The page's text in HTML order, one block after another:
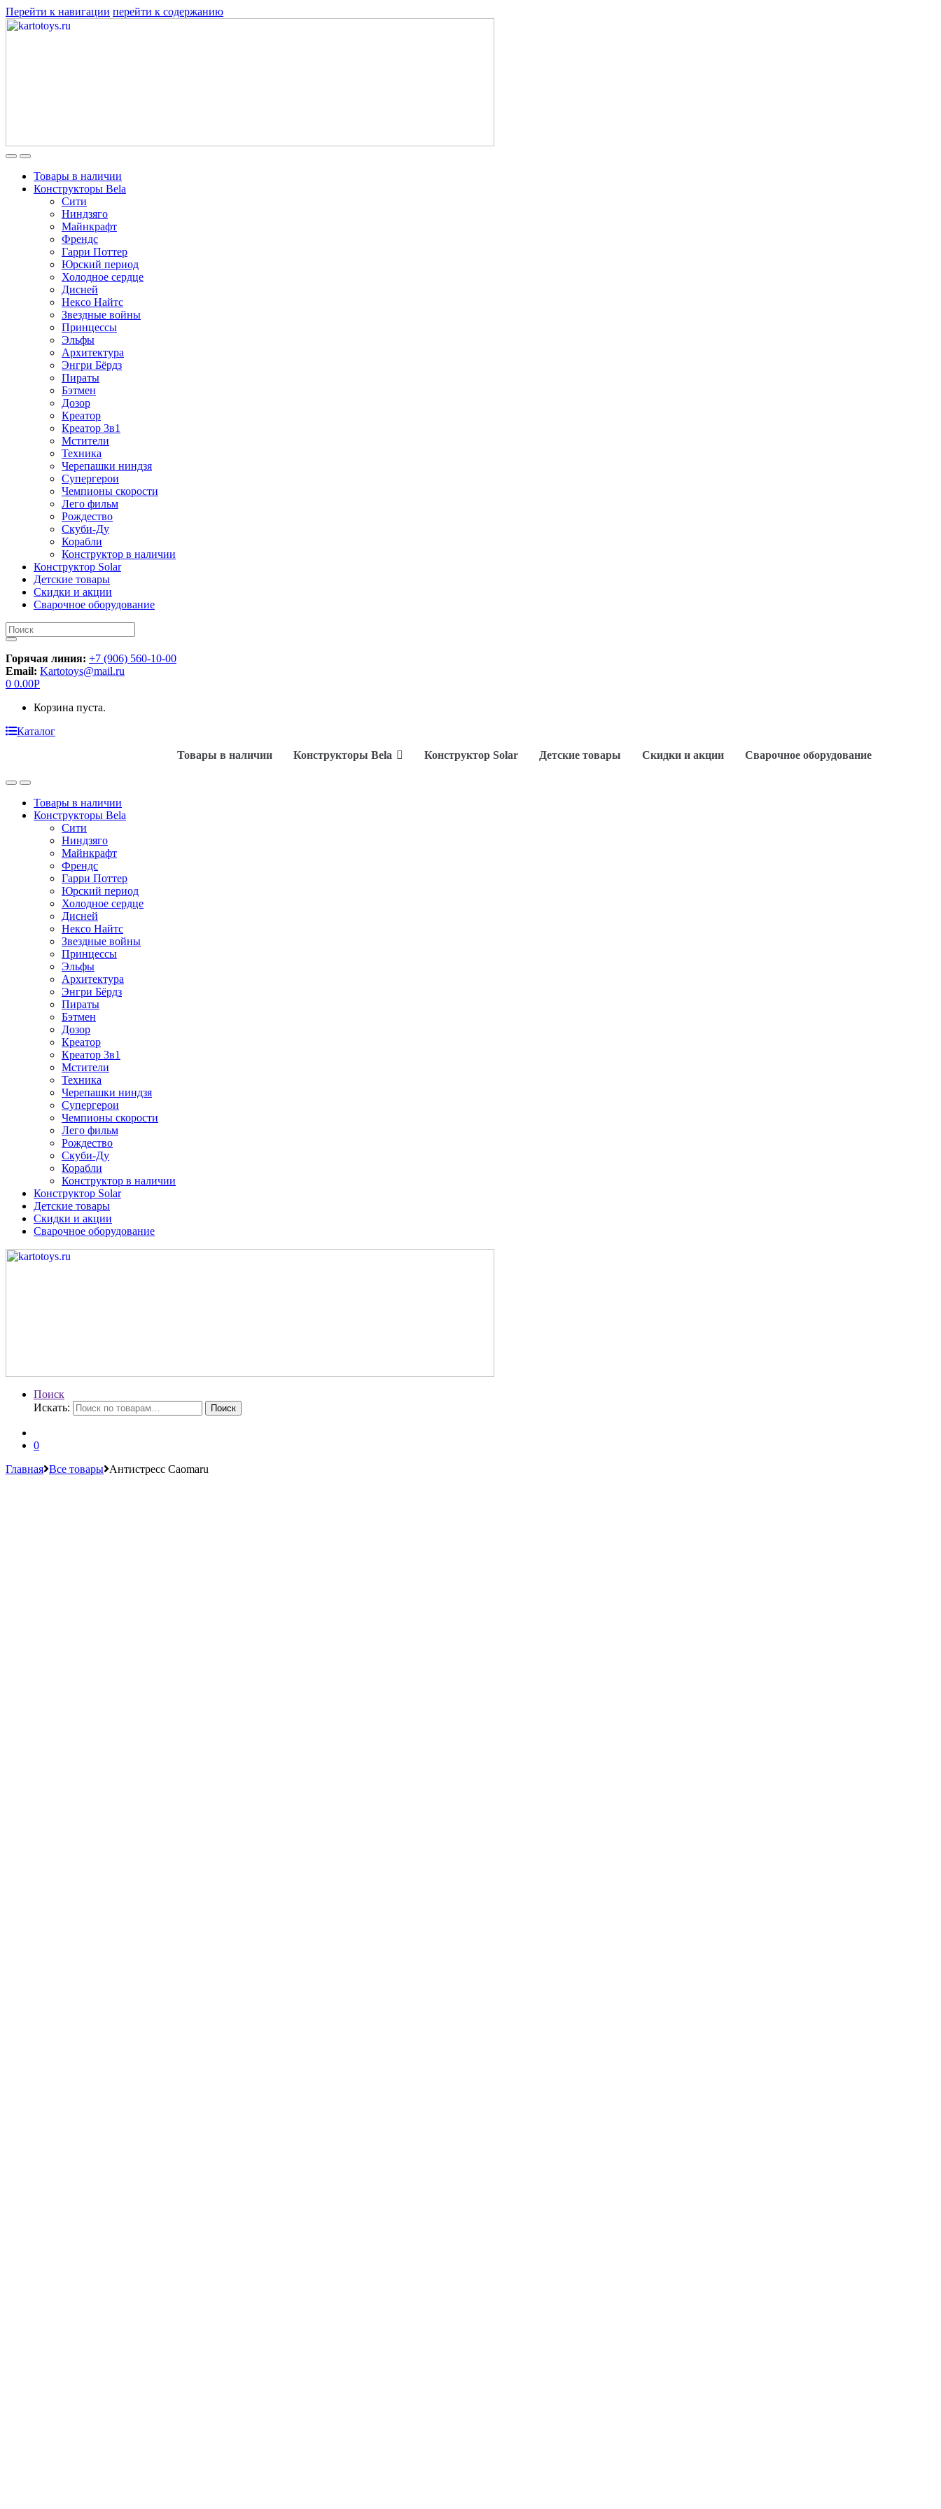
Перейти к навигации перейти к содержанию
Товары в наличии
Конструкторы Bela
Сити
Ниндзяго
Майнкрафт
Френдс
Гарри Поттер
Юрский период
Холодное сердце
Дисней
Нексо Найтс
Звездные войны
Принцессы
Эльфы
Архитектура
Энгри Бёрдз
Пираты
Бэтмен
Дозор
Креатор
Креатор 3в1
Мстители
Техника
Черепашки ниндзя
Супергерои
Чемпионы скорости
Лего фильм
Рождество
Скуби-Ду
Корабли
Конструктор в наличии
Конструктор Solar
Детские товары
Скидки и акции
Сварочное оборудование
Искать:
Горячая линия: +7 (906) 560-10-00
Email: Kartotoys@mail.ru
0 0.00Р
Корзина пуста.
Каталог
Товары в наличии
Конструкторы Bela Конструктор Solar Детские товары Скидки и акции Сварочное оборудование
Товары в наличии
Конструкторы Bela
Сити
Ниндзяго
Майнкрафт
Френдс
Гарри Поттер
Юрский период
Холодное сердце
Дисней
Нексо Найтс
Звездные войны
Принцессы
Эльфы
Архитектура
Энгри Бёрдз
Пираты
Бэтмен
Дозор
Креатор
Креатор 3в1
Мстители
Техника
Черепашки ниндзя
Супергерои
Чемпионы скорости
Лего фильм
Рождество
Скуби-Ду
Корабли
Конструктор в наличии
Конструктор Solar
Детские товары
Скидки и акции
Сварочное оборудование
Поиск
Искать:
Поиск
0
Главная Все товары Антистресс Caomaru